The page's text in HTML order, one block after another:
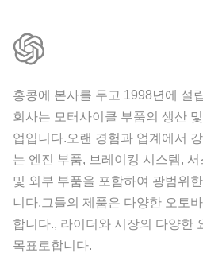
홍콩에 본사를 두고 1998년에 설
회사는 모터사이클 부품의 생산
업입니다.오랜 경험과 업계에서
는 엔진 부품, 브레이킹 시스템,
및 외부 부품을 포함하여 광범위
니다.그들의 제품은 다양한 오토
합니다., 라이더와 시장의 다양한
목표로합니다.